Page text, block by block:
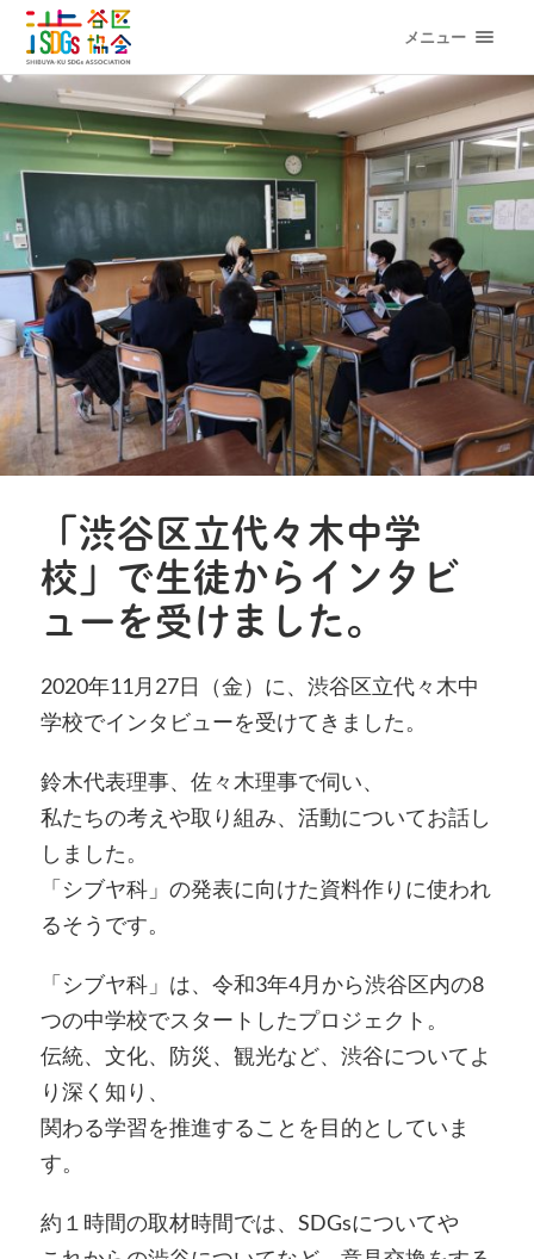
メニュー
「渋谷区立代々木中学
校」で生徒からインタビ
ューを受けました。
2020年11月27日（金）に、渋谷区立代々木中
学校でインタビューを受けてきました。
鈴木代表理事、佐々木理事で伺い、
私たちの考えや取り組み、活動についてお話し
しました。
「シブヤ科」の発表に向けた資料作りに使われ
るそうです。
「シブヤ科」は、令和3年4月から渋谷区内の8
つの中学校でスタートしたプロジェクト。
伝統、文化、防災、観光など、渋谷についてよ
り深く知り、
関わる学習を推進することを目的としていま
す。
約１時間の取材時間では、SDGsについてや